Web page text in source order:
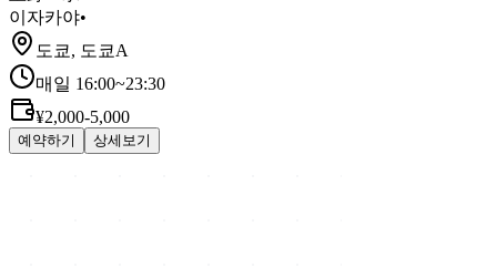
이자카야•
도쿄, 도쿄A
매일 16:00~23:30
¥2,000-5,000
예약하기 상세보기